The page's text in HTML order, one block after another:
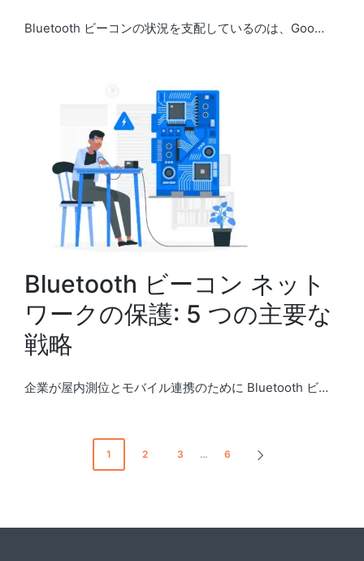
Bluetooth ビーコンの状況を支配しているのは、Goo…
Bluetooth ビーコン ネット
ワークの保護: 5 つの主要な
戦略
企業が屋内測位とモバイル連携のために Bluetooth ビ…
1 2 3 … 6